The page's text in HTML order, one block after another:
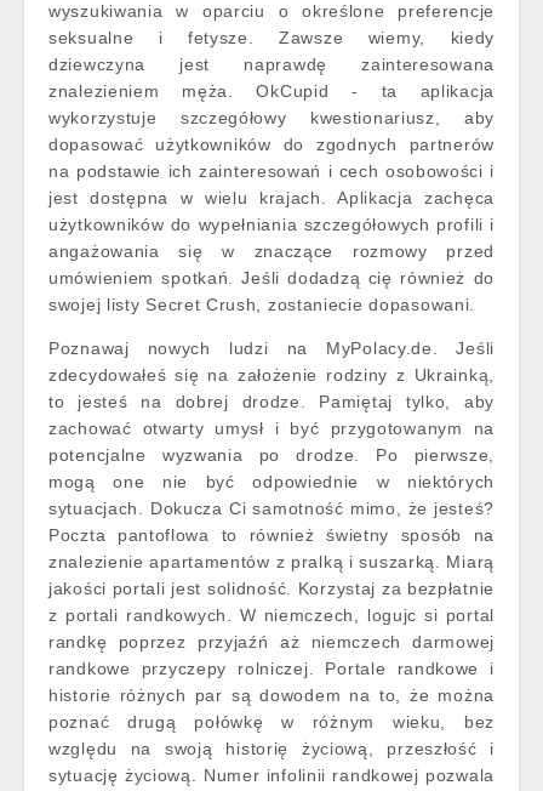
wyszukiwania w oparciu o określone preferencje
seksualne i fetysze. Zawsze wiemy, kiedy
dziewczyna jest naprawdę zainteresowana
znalezieniem męża. OkCupid - ta aplikacja
wykorzystuje szczegółowy kwestionariusz, aby
dopasować użytkowników do zgodnych partnerów
na podstawie ich zainteresowań i cech osobowości i
jest dostępna w wielu krajach. Aplikacja zachęca
użytkowników do wypełniania szczegółowych profili i
angażowania się w znaczące rozmowy przed
umówieniem spotkań. Jeśli dodadzą cię również do
swojej listy Secret Crush, zostaniecie dopasowani.
Poznawaj nowych ludzi na MyPolacy.de. Jeśli
zdecydowałeś się na założenie rodziny z Ukrainką,
to jesteś na dobrej drodze. Pamiętaj tylko, aby
zachować otwarty umysł i być przygotowanym na
potencjalne wyzwania po drodze. Po pierwsze,
mogą one nie być odpowiednie w niektórych
sytuacjach. Dokucza Ci samotność mimo, że jesteś?
Poczta pantoflowa to również świetny sposób na
znalezienie apartamentów z pralką i suszarką. Miarą
jakości portali jest solidność. Korzystaj za bezpłatnie
z portali randkowych. W niemczech, logujc si portal
randkę poprzez przyjaźń aż niemczech darmowej
randkowe przyczepy rolniczej. Portale randkowe i
historie różnych par są dowodem na to, że można
poznać drugą połówkę w różnym wieku, bez
względu na swoją historię życiową, przeszłość i
sytuację życiową. Numer infolinii randkowej pozwala